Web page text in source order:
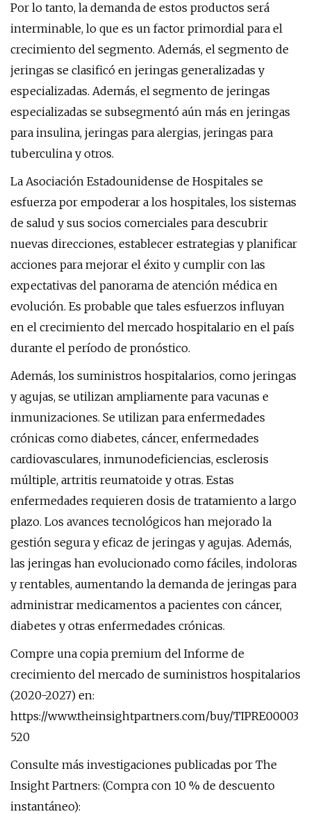
Por lo tanto, la demanda de estos productos será
interminable, lo que es un factor primordial para el
crecimiento del segmento. Además, el segmento de
jeringas se clasificó en jeringas generalizadas y
especializadas. Además, el segmento de jeringas
especializadas se subsegmentó aún más en jeringas
para insulina, jeringas para alergias, jeringas para
tuberculina y otros.
La Asociación Estadounidense de Hospitales se
esfuerza por empoderar a los hospitales, los sistemas
de salud y sus socios comerciales para descubrir
nuevas direcciones, establecer estrategias y planificar
acciones para mejorar el éxito y cumplir con las
expectativas del panorama de atención médica en
evolución. Es probable que tales esfuerzos influyan
en el crecimiento del mercado hospitalario en el país
durante el período de pronóstico.
Además, los suministros hospitalarios, como jeringas
y agujas, se utilizan ampliamente para vacunas e
inmunizaciones. Se utilizan para enfermedades
crónicas como diabetes, cáncer, enfermedades
cardiovasculares, inmunodeficiencias, esclerosis
múltiple, artritis reumatoide y otras. Estas
enfermedades requieren dosis de tratamiento a largo
plazo. Los avances tecnológicos han mejorado la
gestión segura y eficaz de jeringas y agujas. Además,
las jeringas han evolucionado como fáciles, indoloras
y rentables, aumentando la demanda de jeringas para
administrar medicamentos a pacientes con cáncer,
diabetes y otras enfermedades crónicas.
Compre una copia premium del Informe de
crecimiento del mercado de suministros hospitalarios
(2020-2027) en:
https://www.theinsightpartners.com/buy/TIPRE00003
520
Consulte más investigaciones publicadas por The
Insight Partners: (Compra con 10 % de descuento
instantáneo):